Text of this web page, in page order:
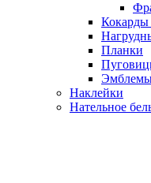
Кокарды
Планки
Наклейки
Нательное